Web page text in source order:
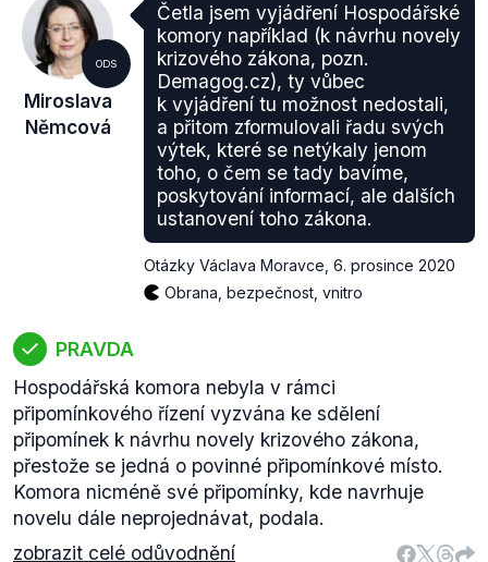
ODS
Miroslava
Němcová
Četla jsem vyjádření Hospodářské
komory například (k návrhu novely
krizového zákona, pozn.
Demagog.cz), ty vůbec
k vyjádření tu možnost nedostali,
a přitom zformulovali řadu svých
výtek, které se netýkaly jenom
toho, o čem se tady bavíme,
poskytování informací, ale dalších
ustanovení toho zákona.
Otázky Václava Moravce 6. prosince 2020
Obrana, bezpečnost, vnitro
PRAVDA
Hospodářská komora nebyla v rámci
připomínkového řízení vyzvána ke sdělení
připomínek k návrhu novely krizového zákona,
přestože se jedná o povinné připomínkové místo.
Komora nicméně své připomínky, kde navrhuje
novelu dále neprojednávat, podala.
zobrazit celé odůvodnění